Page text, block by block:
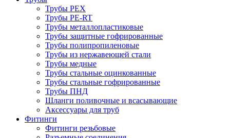
Трубы PEX
Трубы PE-RT
Трубы металлопластиковые
Трубы защитные гофрированные
Трубы полипропиленовые
Трубы из нержавеющей стали
Трубы медные
Трубы стальные оцинкованные
Трубы стальные гофрированные
Трубы ПНД
Шланги поливочные и всасывающие
Аксессуары для труб
Фитинги
Фитинги резьбовые